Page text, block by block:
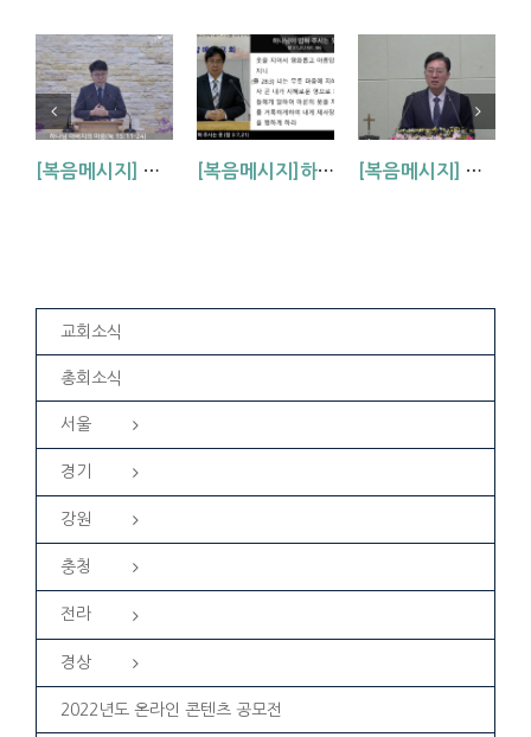
[복음메시지] 하나님 아버지의 마음 (눅15:11~24) [복음메시지]하나님이 입혀주시는 옷 (창 3:7,21) [복음메시지] 엘리야 때(사도시대)처럼 (왕하 2:1-14)
교회소식
총회소식
서울
경기
강원
충청
전라
경상
2022년도 온라인 콘텐츠 공모전